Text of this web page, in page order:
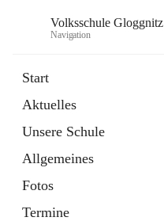
Volksschule Gloggnitz
Navigation
Start
Aktuelles
Unsere Schule
Allgemeines
Fotos
Termine
Seite
in
Tab
Elternverein
öffnet
in
neuem
Tab